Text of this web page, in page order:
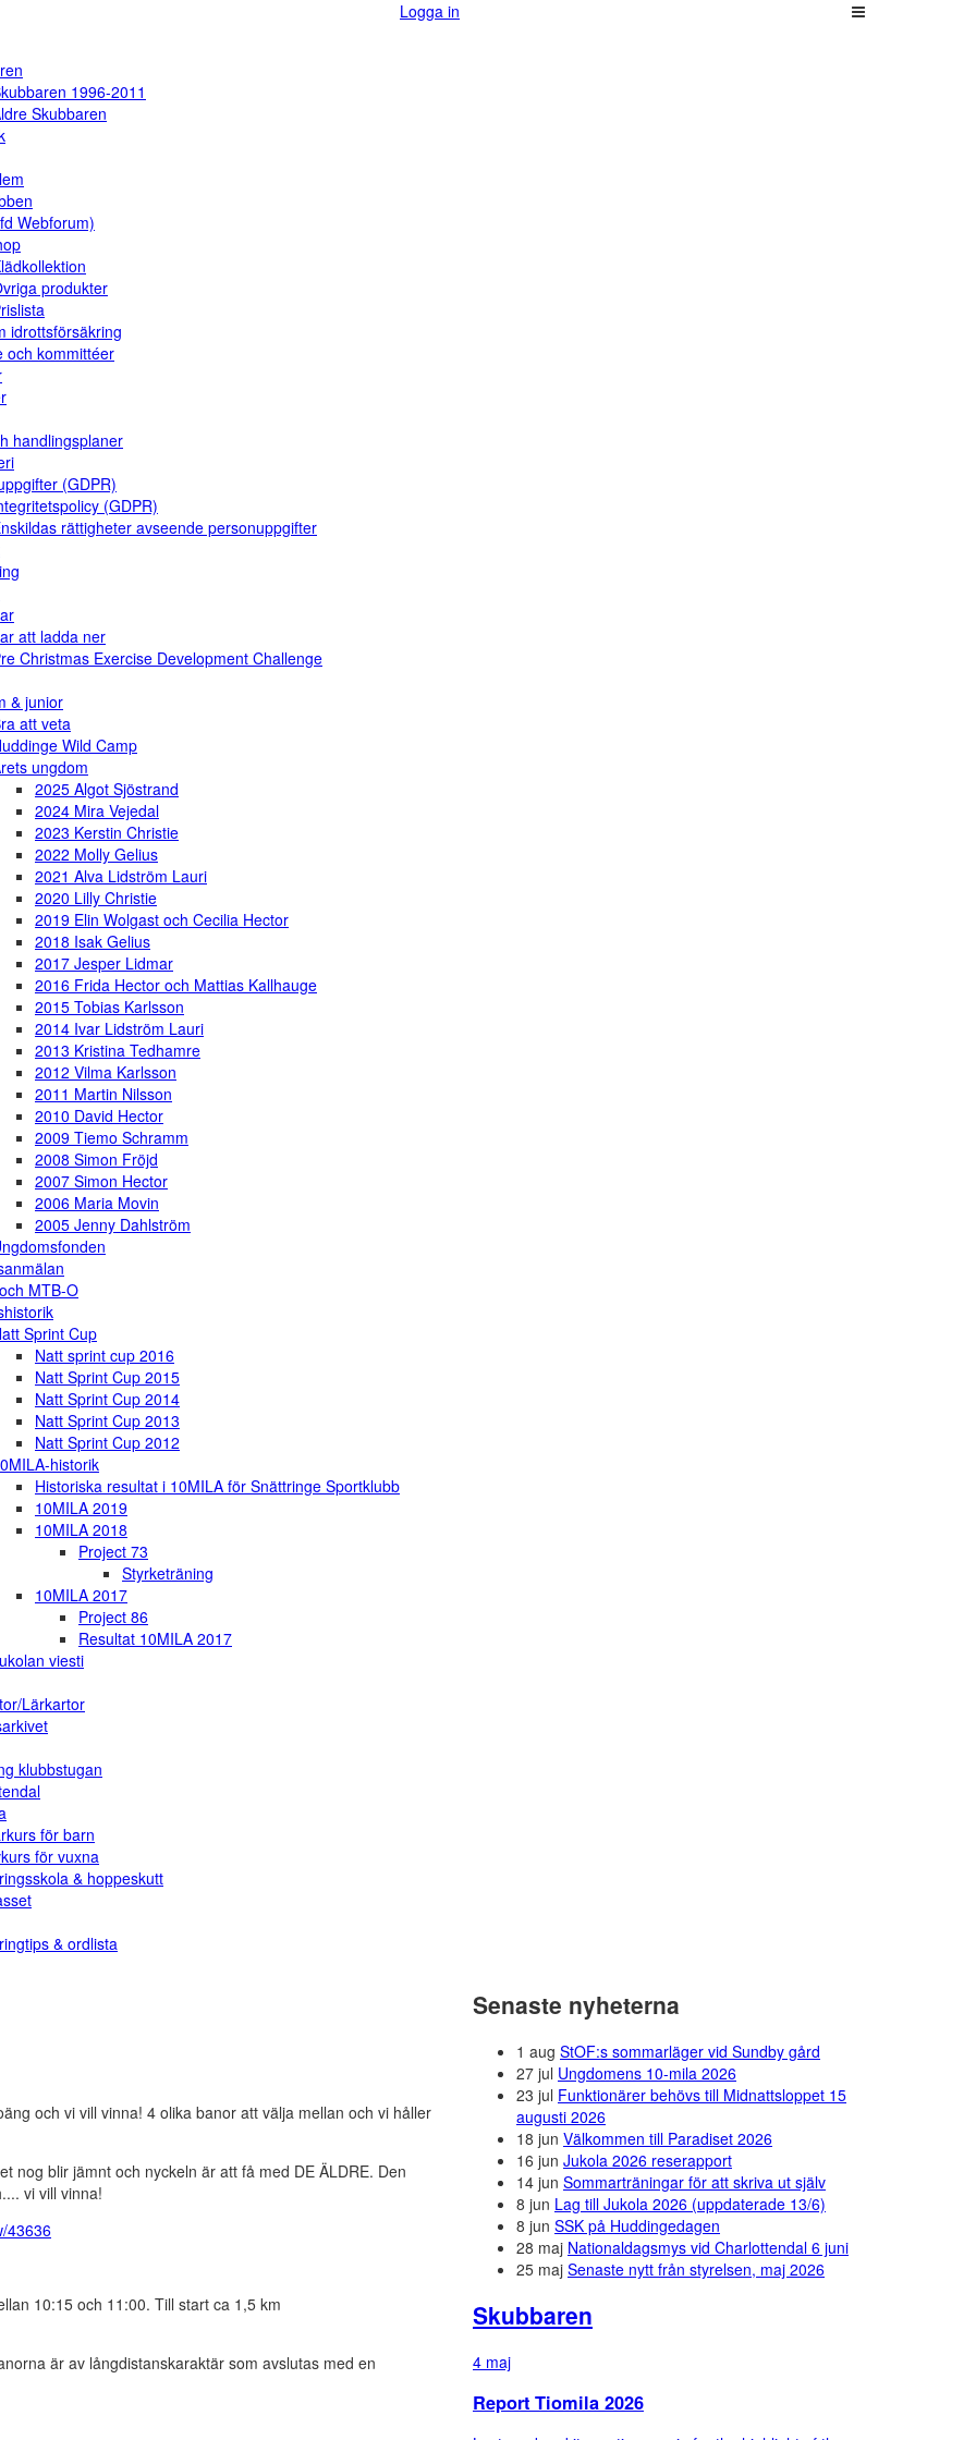
Logga in
1996-2011
Skubbaren
Webforum)
produkter
idrottsförsäkring
och kommittéer
handlingsplaner
(GDPR)
(GDPR)
rättigheter avseende personuppgifter
att ladda ner
Christmas Exercise Development Challenge
& junior
att veta
Wild Camp
ungdom
2025 Algot Sjöstrand
2024 Mira Vejedal
2023 Kerstin Christie
2022 Molly Gelius
2021 Alva Lidström Lauri
2020 Lilly Christie
2019 Elin Wolgast och Cecilia Hector
2018 Isak Gelius
2017 Jesper Lidmar
2016 Frida Hector och Mattias Kallhauge
2015 Tobias Karlsson
2014 Ivar Lidström Lauri
2013 Kristina Tedhamre
2012 Vilma Karlsson
2011 Martin Nilsson
2010 David Hector
2009 Tiemo Schramm
2008 Simon Fröjd
2007 Simon Hector
2006 Maria Movin
2005 Jenny Dahlström
MTB-O
Sprint Cup
Natt sprint cup 2016
Natt Sprint Cup 2015
Natt Sprint Cup 2014
Natt Sprint Cup 2013
Natt Sprint Cup 2012
historik
Historiska resultat i 10MILA för Snättringe Sportklubb
10MILA 2019
10MILA 2018
Project 73
Styrketräning
10MILA 2017
Project 86
Resultat 10MILA 2017
viesti
Lärkartor
klubbstugan
för barn
för vuxna
& hoppeskutt
& ordlista
och vi vill vinna! 4 olika banor att välja mellan och vi håller
nog blir jämnt och nyckeln är att få med DE ÄLDRE. Den
vi vill vinna!
43636
10:15 och 11:00. Till start ca 1,5 km
är av långdistanskaraktär som avslutas med en
Senaste nyheterna
1 aug StOF:s sommarläger vid Sundby gård
27 jul Ungdomens 10-mila 2026
23 jul Funktionärer behövs till Midnattsloppet 15
augusti 2026
18 jun Välkommen till Paradiset 2026
16 jun Jukola 2026 reserapport
14 jun Sommarträningar för att skriva ut själv
8 jun Lag till Jukola 2026 (uppdaterade 13/6)
8 jun SSK på Huddingedagen
28 maj Nationaldagsmys vid Charlottendal 6 juni
25 maj Senaste nytt från styrelsen, maj 2026
Skubbaren
4 maj
Report Tiomila 2026